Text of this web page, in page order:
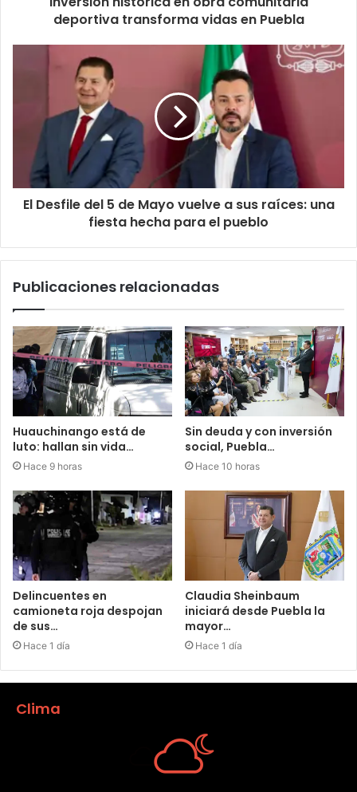
deportiva transforma vidas en Puebla
El Desfile del 5 de Mayo vuelve a sus raíces: una
fiesta hecha para el pueblo
Publicaciones relacionadas
Huauchinango está de
luto: hallan sin vida…
Hace 9 horas
Sin deuda y con inversión
social, Puebla…
Hace 10 horas
Delincuentes en
camioneta roja despojan
de sus…
Hace 1 día
Claudia Sheinbaum
iniciará desde Puebla la
mayor…
Hace 1 día
Clima